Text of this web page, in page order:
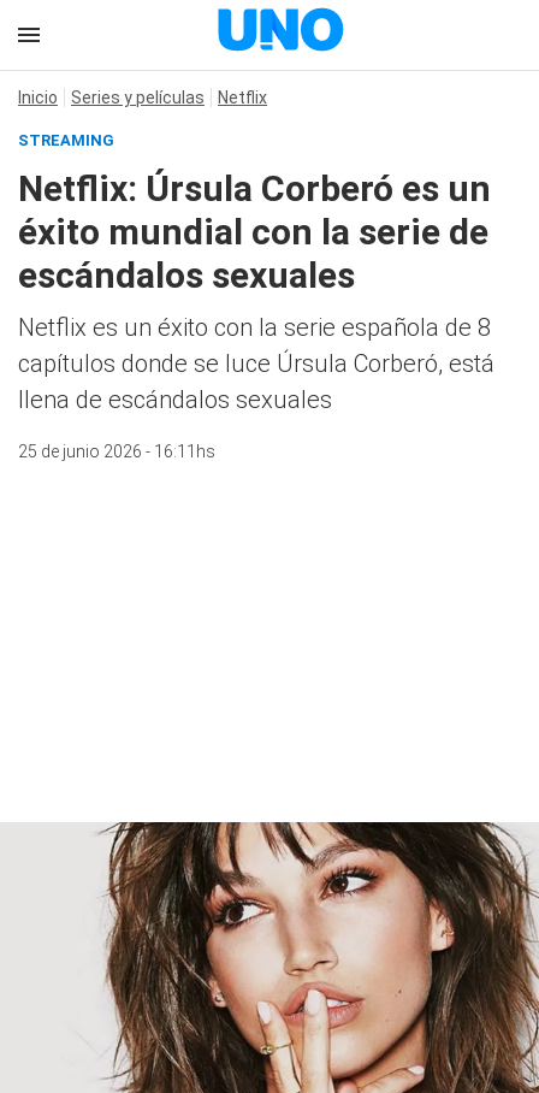
Inicio Series y películas Netflix
STREAMING
Netflix: Úrsula Corberó es un
éxito mundial con la serie de
escándalos sexuales
Netflix es un éxito con la serie española de 8
capítulos donde se luce Úrsula Corberó, está
llena de escándalos sexuales
25 de junio 2026 - 16:11hs